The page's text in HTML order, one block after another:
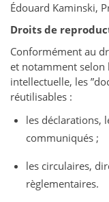
Édouard Kaminski,
Droits de
Conformément au
et notamment selon
intellectuelle, les
réutilisables :
les déclarations,
communiqués ;
les circulaires,
règlementaires.